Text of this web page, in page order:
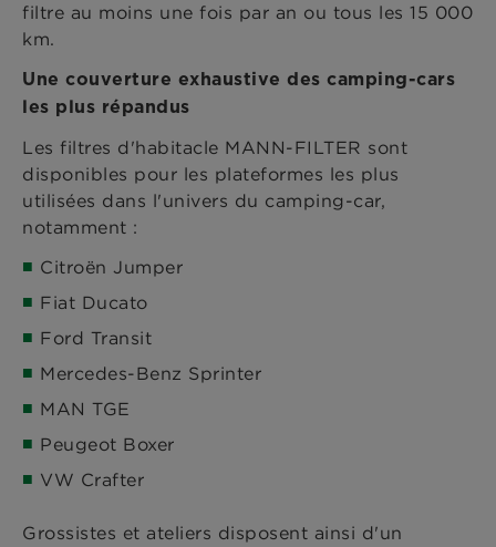
filtre au moins une fois par an ou tous les 15 000
km.
Une couverture exhaustive des camping-cars
les plus répandus
Les filtres d'habitacle MANN-FILTER sont
disponibles pour les plateformes les plus
utilisées dans l'univers du camping-car,
notamment :
Citroën Jumper
Fiat Ducato
Ford Transit
Mercedes-Benz Sprinter
MAN TGE
Peugeot Boxer
VW Crafter
Grossistes et ateliers disposent ainsi d'un